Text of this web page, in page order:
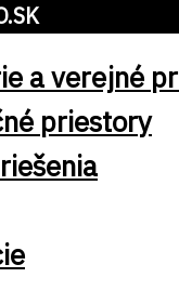
a verejné
priestory